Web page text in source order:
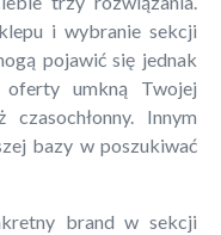
i wybranie sekcji
pojawić się jednak
oferty umkną Twojej
Innym
bazy w poszukiwać
brand w sekcji